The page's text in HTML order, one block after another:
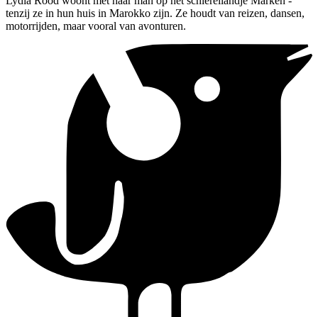
tenzij ze in hun huis in Marokko zijn. Ze houdt van reizen, dansen,
motorrijden, maar vooral van avonturen.